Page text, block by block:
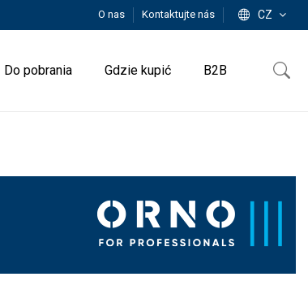
O nas Kontaktujte nás CZ
B2B
Gdzie kupić
Do pobrania